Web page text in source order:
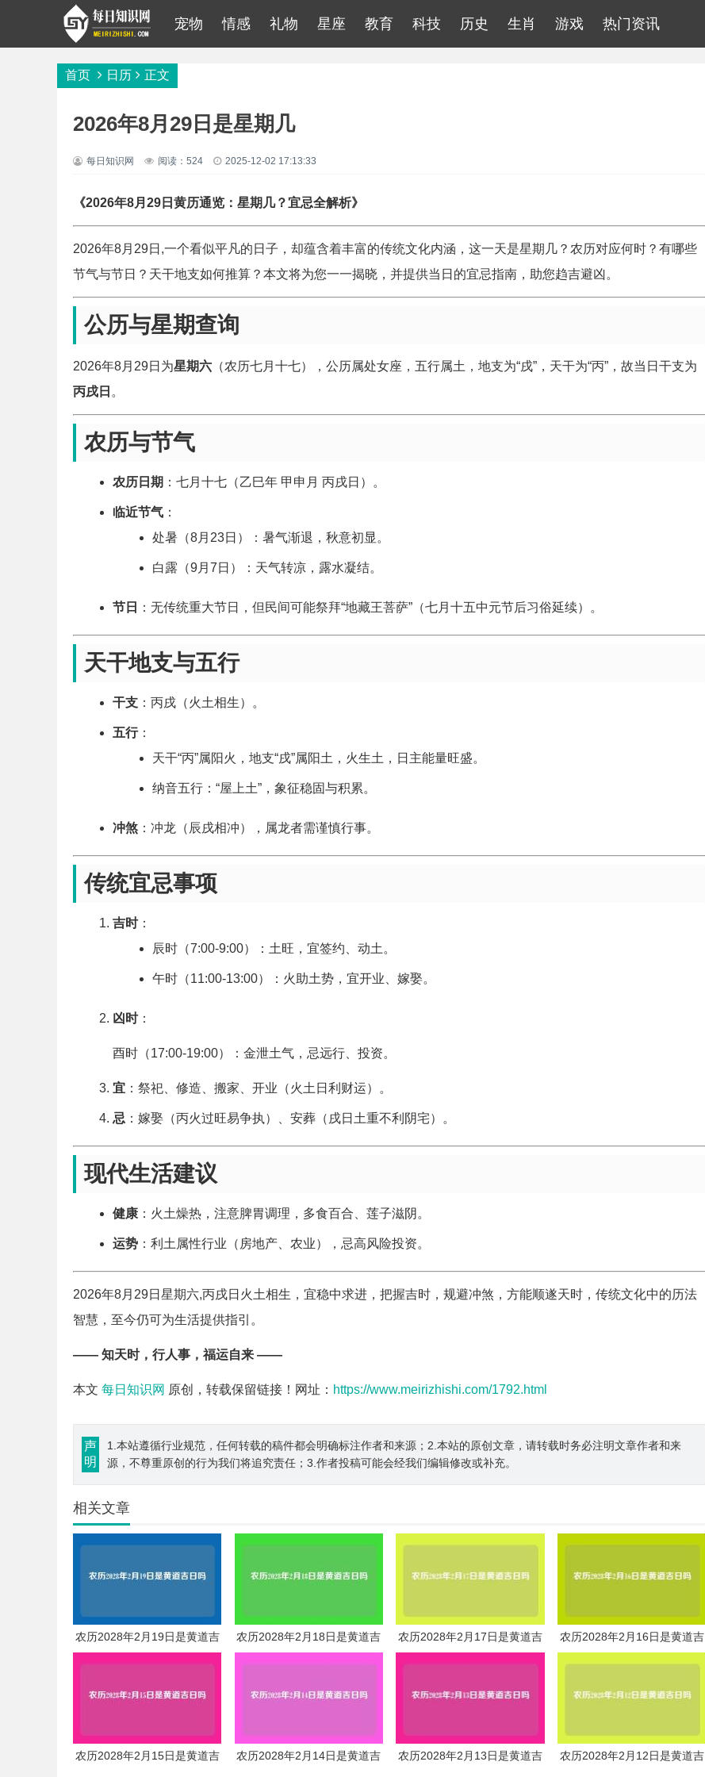
宠物 情感 礼物 星座 教育 科技 历史 生肖 游戏 热门资讯
首页 日历 正文
2026年8月29日是星期几
每日知识网 阅读：524 2025-12-02 17:13:33
《2026年8月29日黄历通览：星期几？宜忌全解析》
2026年8月29日,一个看似平凡的日子，却蕴含着丰富的传统文化内涵，这一天是星期几？农历对应何时？有哪些
节气与节日？天干地支如何推算？本文将为您一一揭晓，并提供当日的宜忌指南，助您趋吉避凶。
公历与星期查询
2026年8月29日为星期六 （农历七月十七），公历属处女座，五行属土，地支为“戌”，天干为“丙”，故当日干支为
丙戌日 。
农历与节气
农历日期 ：七月十七（乙巳年 甲申月 丙戌日）。
临近节气 ：
处暑（8月23日）：暑气渐退，秋意初显。
白露（9月7日）：天气转凉，露水凝结。
节日 ：无传统重大节日，但民间可能祭拜“地藏王菩萨”（七月十五中元节后习俗延续）。
天干地支与五行
干支 ：丙戌（火土相生）。
五行：
天干“丙”属阳火，地支“戌”属阳土，火生土，日主能量旺盛。
纳音五行：“屋上土”，象征稳固与积累。
冲煞 ：冲龙（辰戌相冲），属龙者需谨慎行事。
传统宜忌事项
吉时：
辰时（7:00-9:00）：土旺，宜签约、动土。
午时（11:00-13:00）：火助土势，宜开业、嫁娶。
凶时：
酉时（17:00-19:00）：金泄土气，忌远行、投资。
宜 ：祭祀、修造、搬家、开业（火土日利财运）。
忌 ：嫁娶（丙火过旺易争执）、安葬（戌日土重不利阴宅）。
现代生活建议
健康 ：火土燥热，注意脾胃调理，多食百合、莲子滋阴。
运势 ：利土属性行业（房地产、农业），忌高风险投资。
2026年8月29日星期六,丙戌日火土相生，宜稳中求进，把握吉时，规避冲煞，方能顺遂天时，传统文化中的历法
智慧，至今仍可为生活提供指引。
—— 知天时，行人事，福运自来 ——
本文 每日知识网 原创，转载保留链接！网址： https://www.meirizhishi.com/1792.html
声
明
1.本站遵循行业规范，任何转载的稿件都会明确标注作者和来源；2.本站的原创文章，请转载时务必注明文章作者和来
源，不尊重原创的行为我们将追究责任；3.作者投稿可能会经我们编辑修改或补充。
相关文章
农历2028年2月19日是黄道吉
日吗
农历2028年2月18日是黄道吉
日吗
农历2028年2月17日是黄道吉
日吗
农历2028年2月16日是黄道吉
日吗
农历2028年2月15日是黄道吉
农历2028年2月14日是黄道吉
农历2028年2月13日是黄道吉
农历2028年2月12日是黄道吉